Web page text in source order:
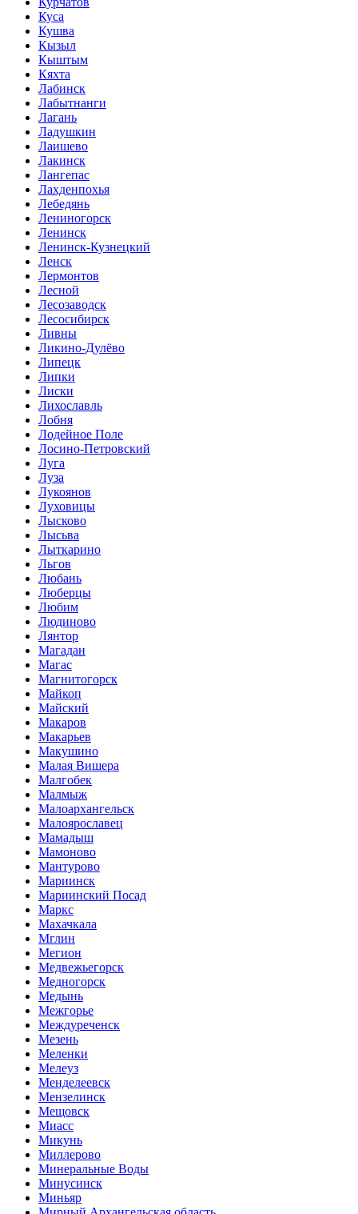
Куса
Кушва
Кызыл
Кыштым
Кяхта
Лабинск
Лабытнанги
Лагань
Ладушкин
Лаишево
Лакинск
Лангепас
Лахденпохья
Лебедянь
Лениногорск
Ленинск
Ленинск-Кузнецкий
Ленск
Лермонтов
Лесной
Лесозаводск
Лесосибирск
Ливны
Ликино-Дулёво
Липецк
Липки
Лиски
Лихославль
Лобня
Лодейное Поле
Лосино-Петровский
Луга
Луза
Лукоянов
Луховицы
Лысково
Лысьва
Лыткарино
Льгов
Любань
Люберцы
Любим
Людиново
Лянтор
Магадан
Магас
Магнитогорск
Майкоп
Майский
Макаров
Макарьев
Макушино
Малая Вишера
Малгобек
Малмыж
Малоархангельск
Малоярославец
Мамадыш
Мамоново
Мантурово
Мариинск
Мариинский Посад
Маркс
Махачкала
Мглин
Мегион
Медвежьегорск
Медногорск
Медынь
Межгорье
Междуреченск
Мезень
Меленки
Мелеуз
Менделеевск
Мензелинск
Мещовск
Миасс
Микунь
Миллерово
Минеральные Воды
Минусинск
Миньяр